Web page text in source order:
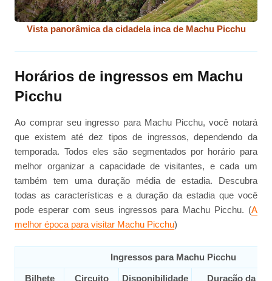
Vista panorâmica da cidadela inca de Machu Picchu
Horários de ingressos em Machu
Picchu
Ao comprar seu ingresso para Machu Picchu, você notará
que existem até dez tipos de ingressos, dependendo da
temporada. Todos eles são segmentados por horário para
melhor organizar a capacidade de visitantes, e cada um
também tem uma duração média de estadia. Descubra
todas as características e a duração da estadia que você
pode esperar com seus ingressos para Machu Picchu. (A
melhor época para visitar Machu Picchu)
Ingressos para Machu Picchu
Bilhete Circuito Disponibilidade Duração da